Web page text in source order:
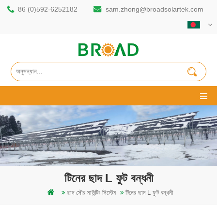
86 (0)592-6252182 sam.zhong@broadsolartek.com
টিনের ছাদ L ফুট বন্ধনী
ছাদ সৌর মাউন্টিং সিস্টেম টিনের ছাদ L ফুট বন্ধনী